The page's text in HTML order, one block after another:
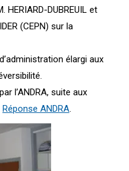
DUBREUIL et
(CEPN) sur la
élargi aux
l’ANDRA, suite aux
Réponse ANDRA.